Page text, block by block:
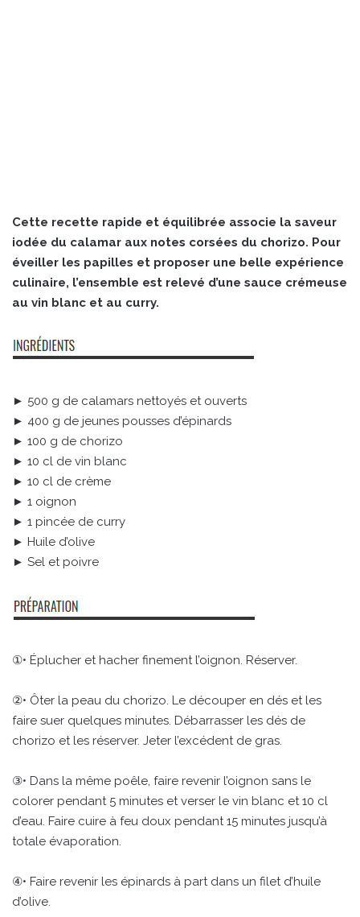
Cette recette rapide et équilibrée associe la saveur
iodée du calamar aux notes corsées du chorizo. Pour
éveiller les papilles et proposer une belle expérience
culinaire, l’ensemble est relevé d’une sauce crémeuse
au vin blanc et au curry.
► 500 g de calamars nettoyés et ouverts
► 400 g de jeunes pousses d’épinards
► 100 g de chorizo
► 10 cl de vin blanc
► 10 cl de crème
► 1 oignon
► 1 pincée de curry
► Huile d’olive
► Sel et poivre
①• Éplucher et hacher finement l’oignon. Réserver.
②• Ôter la peau du chorizo. Le découper en dés et les
faire suer quelques minutes. Débarrasser les dés de
chorizo et les réserver. Jeter l’excédent de gras.
③• Dans la même poêle, faire revenir l’oignon sans le
colorer pendant 5 minutes et verser le vin blanc et 10 cl
d’eau. Faire cuire à feu doux pendant 15 minutes jusqu’à
totale évaporation.
④• Faire revenir les épinards à part dans un filet d’huile
d’olive.